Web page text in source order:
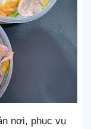
nơi, phục vụ